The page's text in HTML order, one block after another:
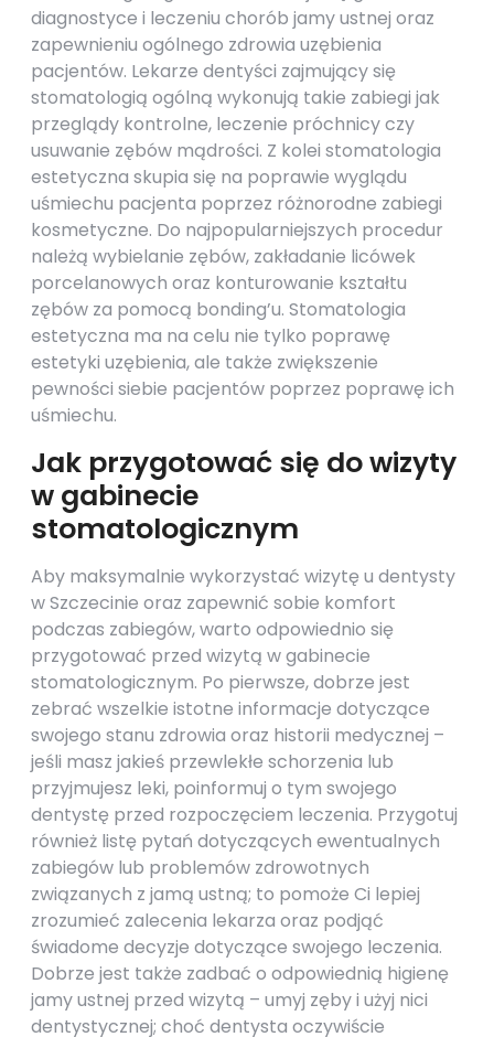
diagnostyce i leczeniu chorób jamy ustnej oraz
zapewnieniu ogólnego zdrowia uzębienia
pacjentów. Lekarze dentyści zajmujący się
stomatologią ogólną wykonują takie zabiegi jak
przeglądy kontrolne, leczenie próchnicy czy
usuwanie zębów mądrości. Z kolei stomatologia
estetyczna skupia się na poprawie wyglądu
uśmiechu pacjenta poprzez różnorodne zabiegi
kosmetyczne. Do najpopularniejszych procedur
należą wybielanie zębów, zakładanie licówek
porcelanowych oraz konturowanie kształtu
zębów za pomocą bonding’u. Stomatologia
estetyczna ma na celu nie tylko poprawę
estetyki uzębienia, ale także zwiększenie
pewności siebie pacjentów poprzez poprawę ich
uśmiechu.
Jak przygotować się do wizyty
w gabinecie
stomatologicznym
Aby maksymalnie wykorzystać wizytę u dentysty
w Szczecinie oraz zapewnić sobie komfort
podczas zabiegów, warto odpowiednio się
przygotować przed wizytą w gabinecie
stomatologicznym. Po pierwsze, dobrze jest
zebrać wszelkie istotne informacje dotyczące
swojego stanu zdrowia oraz historii medycznej –
jeśli masz jakieś przewlekłe schorzenia lub
przyjmujesz leki, poinformuj o tym swojego
dentystę przed rozpoczęciem leczenia. Przygotuj
również listę pytań dotyczących ewentualnych
zabiegów lub problemów zdrowotnych
związanych z jamą ustną; to pomoże Ci lepiej
zrozumieć zalecenia lekarza oraz podjąć
świadome decyzje dotyczące swojego leczenia.
Dobrze jest także zadbać o odpowiednią higienę
jamy ustnej przed wizytą – umyj zęby i użyj nici
dentystycznej; choć dentysta oczywiście